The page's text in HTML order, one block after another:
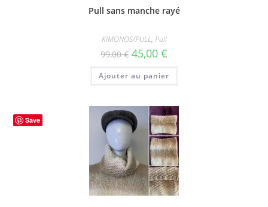
Pull sans manche rayé
KIMONOS/PULL, Pull
99,00€ Le
prix
initial
était :
99,00 €.
45,00 €
actuel
est :
45,00 €.
Ajouter au panier
Save